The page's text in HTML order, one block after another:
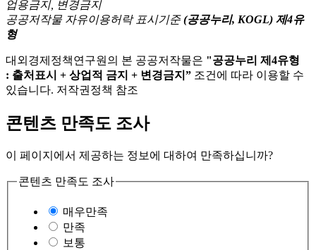
공공저작물 자유이용허락 표시기준 (공공누리, KOGL) 제4유
형
대외경제정책연구원의 본 공공저작물은 "공공누리 제4유형
: 출처표시 + 상업적 금지 + 변경금지” 조건에 따라 이용할 수
있습니다. 저작권정책 참조
콘텐츠 만족도 조사
이 페이지에서 제공하는 정보에 대하여 만족하십니까?
콘텐츠 만족도 조사
매우만족
만족
보통